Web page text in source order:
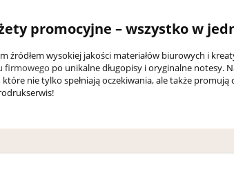
promocyjne – wszystko w
źródłem wysokiej jakości materiałów biurowych i
firmowego po unikalne długopisy i oryginalne notesy.
nie tylko spełniają oczekiwania, ale także promują